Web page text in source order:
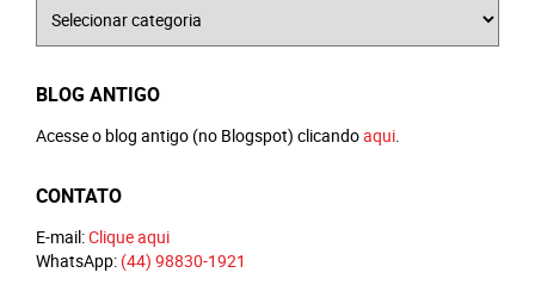
BLOG ANTIGO
Acesse o blog antigo (no Blogspot) clicandoaqui.
CONTATO
E-mail:Clique aqui
WhatsApp: (44) 98830-1921